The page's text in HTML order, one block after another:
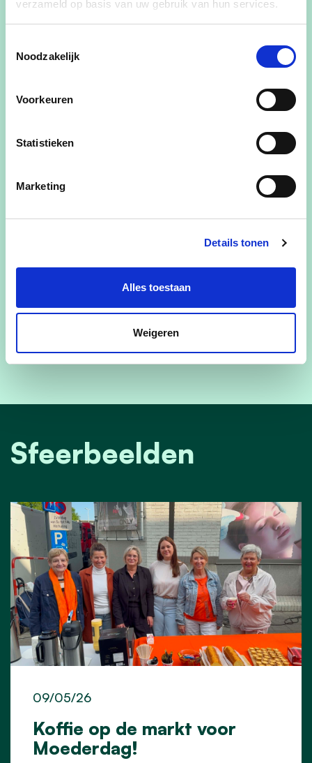
verzameld op basis van uw gebruik van hun services.
Noodzakelijk
Voorkeuren
Statistieken
Marketing
Details tonen
Alles toestaan
Weigeren
Sfeerbeelden
Koffie op de markt voor
Moederdag!
09/05/26